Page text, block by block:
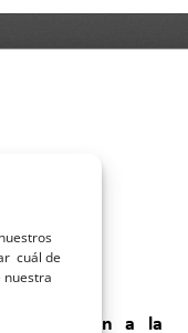
cuál de
nuestra